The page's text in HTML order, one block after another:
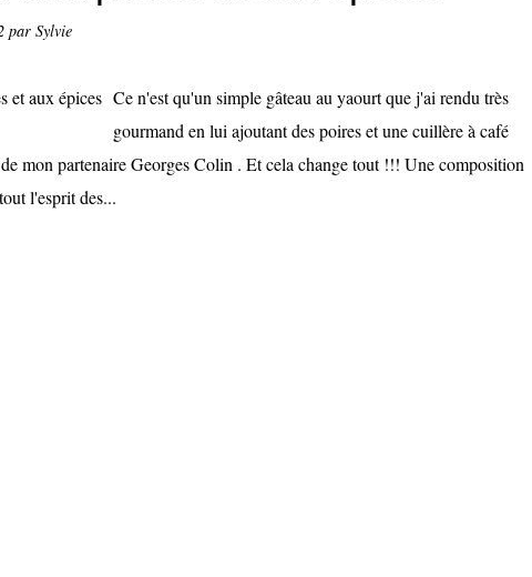
par Sylvie
Ce n'est qu'un simple gâteau au yaourt que j'ai rendu très
gourmand en lui ajoutant des poires et une cuillère à café
mon partenaire Georges Colin . Et cela change tout !!! Une composition
l'esprit des...